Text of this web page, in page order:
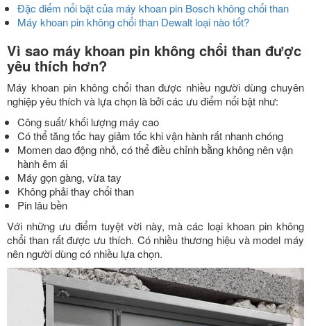
Đặc điểm nổi bật của máy khoan pin Bosch không chổi than
Máy khoan pin không chổi than Dewalt loại nào tốt?
Vì sao máy khoan pin không chổi than được
yêu thích hơn?
Máy khoan pin không chổi than được nhiều người dùng chuyên
nghiệp yêu thích và lựa chọn là bởi các ưu điểm nổi bật như:
Công suất/ khối lượng máy cao
Có thể tăng tốc hay giảm tốc khi vận hành rất nhanh chóng
Momen dao động nhỏ, có thể điều chỉnh bằng không nên vận
hành êm ái
Máy gọn gàng, vừa tay
Không phải thay chổi than
Pin lâu bền
Với những ưu điểm tuyệt vời này, mà các loại khoan pin không
chổi than rất được ưu thích. Có nhiều thương hiệu và model máy
nên người dùng có nhiều lựa chọn.